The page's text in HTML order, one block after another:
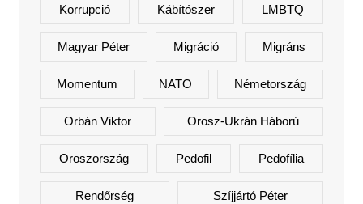
Korrupció Kábítószer LMBTQ
Magyar Péter Migráció Migráns
Momentum NATO Németország
Orbán Viktor Orosz-Ukrán Háború
Oroszország Pedofil Pedofília
Rendőrség Szíjjártó Péter